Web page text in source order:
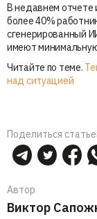
В недавнем отчете
более 40%
сгенерированный
имеют
Читайте по теме.
над ситуацией
Поделиться
Автор
Виктор